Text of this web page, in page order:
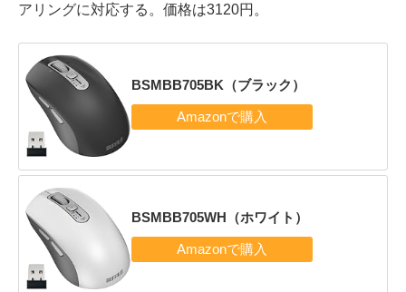
アリングに対応する。価格は3120円。
BSMBB705BK（ブラック）
BSMBB705WH（ホワイト）